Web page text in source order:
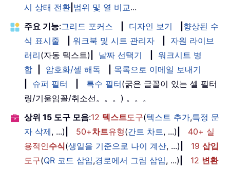
시 상태 전환 범위 및 열 비교...
주요 기능:그리드 포커스 디자인 보기
향상된 수
식 표시줄
워크북 및 시트 관리자
자원 라이브
러리(자동 텍스트) 날짜 선택기
워크시트 병
합
암호화/셀 해독
목록으로 이메일 보내기
슈퍼 필터 특수 필터(굵은 글꼴이 있는 셀 필터
링/기울임꼴/취소선。。。) 。。。
상위 15 도구 모음:12 텍스트도구(텍스트 추가,특정 문
자 삭제, ...) 50+차트유형(간트 차트, ...)
40+ 실
용적인수식(생일을 기준으로 나이 계산, ...) 19 삽입
도구(QR 코드 삽입,경로에서 그림 삽입, ...) 12 변환